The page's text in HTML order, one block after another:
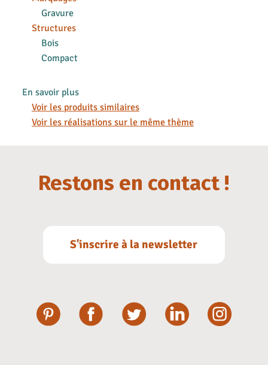
Gravure
Structures
Bois
Compact
En savoir plus
Voir les produits similaires
Voir les réalisations sur le même thème
Restons en contact !
S'inscrire à la newsletter